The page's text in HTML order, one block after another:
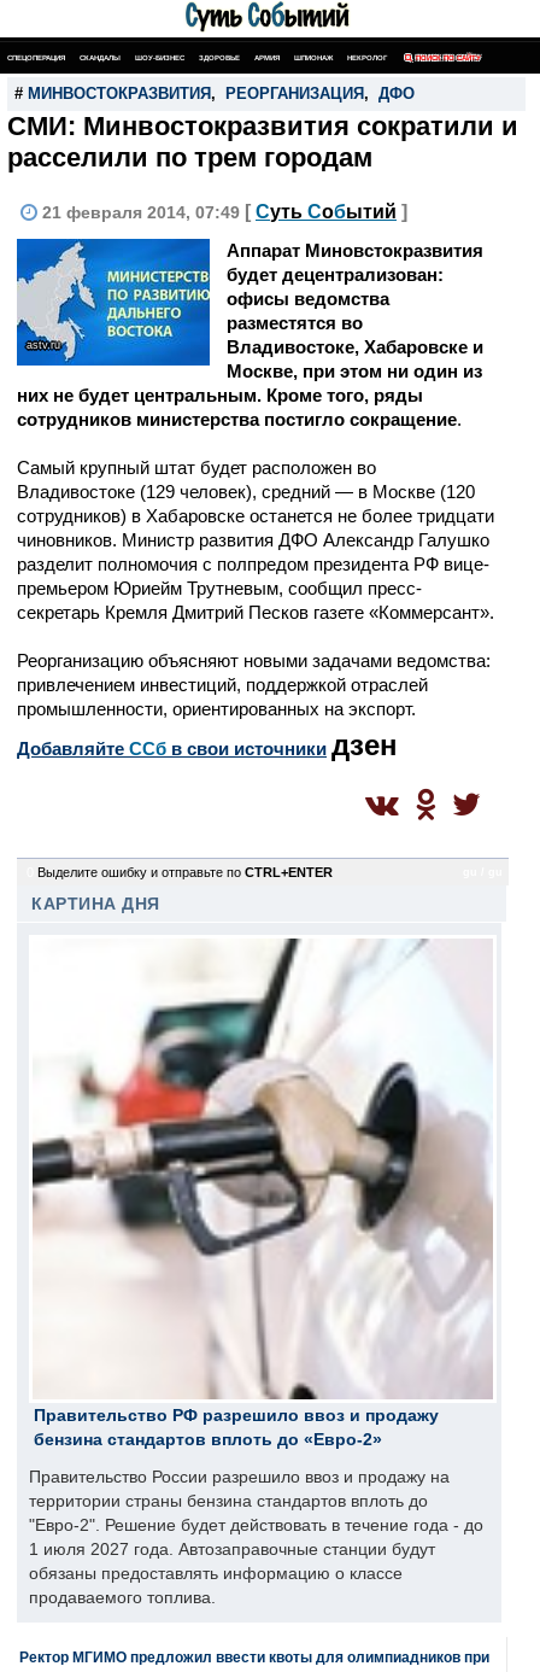
СПЕЦОПЕРАЦИЯ СКАНДАЛЫ ШОУ-БИЗНЕС ЗДОРОВЬЕ АРМИЯ ШПИОНАЖ НЕКРОЛОГ ПОИСК ПО САЙТУ
# МИНВОСТОКРАЗВИТИЯ , РЕОРГАНИЗАЦИЯ , ДФО
СМИ: Минвостокразвития сократили и
расселили по трем городам
21 февраля 2014, 07:49 [ Суть Событий ]
astv.ru
Аппарат Миновстокразвития
будет децентрализован:
офисы ведомства
разместятся во
Владивостоке, Хабаровске и
Москве, при этом ни один из
них не будет центральным. Кроме того, ряды
сотрудников министерства постигло сокращение.
Самый крупный штат будет расположен во
Владивостоке (129 человек), средний — в Москве (120
сотрудников) в Хабаровске останется не более тридцати
чиновников. Министр развития ДФО Александр Галушко
разделит полномочия с полпредом президента РФ вице-
премьером Юриейм Трутневым, сообщил пресс-
секретарь Кремля Дмитрий Песков газете «Коммерсант».
Реорганизацию объясняют новыми задачами ведомства:
привлечением инвестиций, поддержкой отраслей
промышленности, ориентированных на экспорт.
Добавляйте CСб в свои источники дзен
Выделите ошибку и отправьте по CTRL+ENTER
КАРТИНА ДНЯ
Правительство РФ разрешило ввоз и продажу
бензина стандартов вплоть до «Евро-2»
Правительство России разрешило ввоз и продажу на
территории страны бензина стандартов вплоть до
"Евро-2". Решение будет действовать в течение года - до
1 июля 2027 года. Автозаправочные станции будут
обязаны предоставлять информацию о классе
продаваемого топлива.
Ректор МГИМО предложил ввести квоты для олимпиадников при